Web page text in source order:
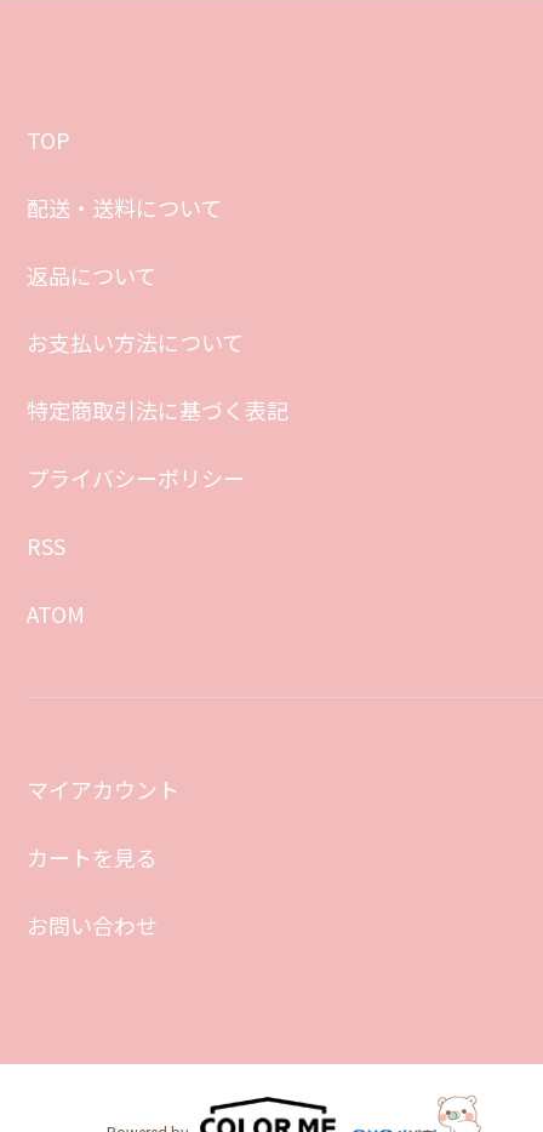
TOP
配送・送料について
返品について
お支払い方法について
特定商取引法に基づく表記
プライバシーポリシー
RSS
ATOM
マイアカウント
カートを見る
お問い合わせ